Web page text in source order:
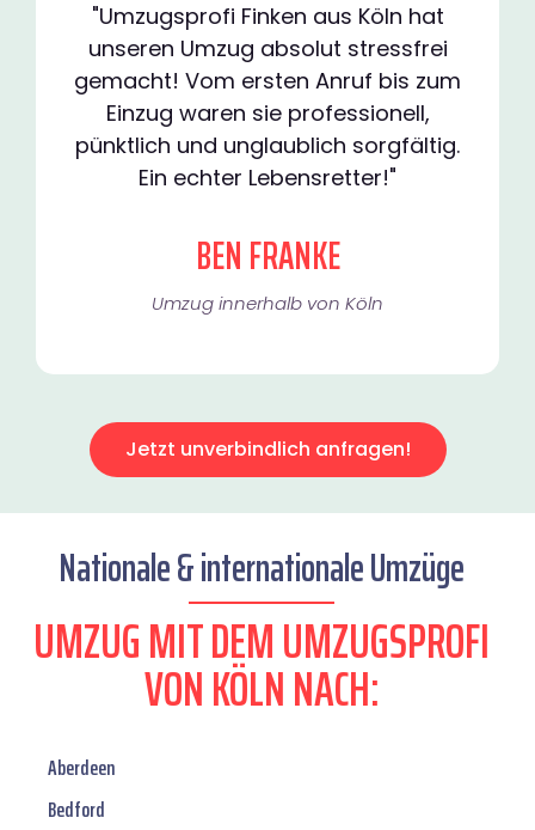
"Umzugsprofi Finken aus Köln hat
unseren Umzug absolut stressfrei
gemacht! Vom ersten Anruf bis zum
Einzug waren sie professionell,
pünktlich und unglaublich sorgfältig.
Ein echter Lebensretter!"
BEN FRANKE
Umzug innerhalb von Köln​
Jetzt unverbindlich anfragen!
Nationale & internationale Umzüge
UMZUG MIT DEM UMZUGSPROFI
VON KÖLN NACH:
Aberdeen
Bedford